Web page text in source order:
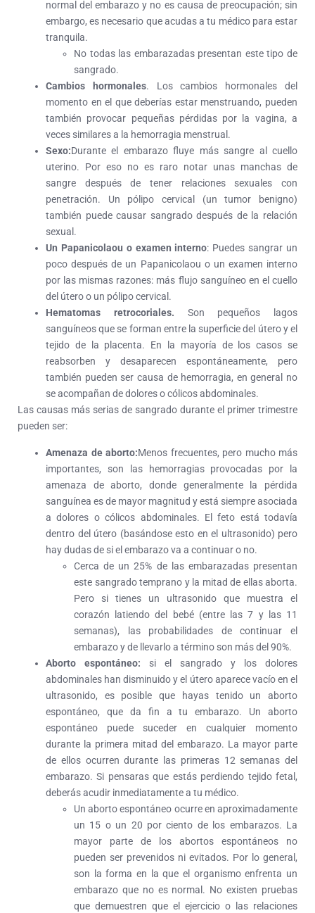
normal del embarazo y no es causa de preocupación; sin
embargo, es necesario que acudas a tu médico para estar
tranquila.
No todas las embarazadas presentan este tipo de
sangrado.
Cambios hormonales. Los cambios hormonales del
momento en el que deberías estar menstruando, pueden
también provocar pequeñas pérdidas por la vagina, a
veces similares a la hemorragia menstrual.
Sexo:Durante el embarazo fluye más sangre al cuello
uterino. Por eso no es raro notar unas manchas de
sangre después de tener relaciones sexuales con
penetración. Un pólipo cervical (un tumor benigno)
también puede causar sangrado después de la relación
sexual.
Un Papanicolaou o examen interno: Puedes sangrar un
poco después de un Papanicolaou o un examen interno
por las mismas razones: más flujo sanguíneo en el cuello
del útero o un pólipo cervical.
Hematomas retrocoriales. Son pequeños lagos
sanguíneos que se forman entre la superficie del útero y el
tejido de la placenta. En la mayoría de los casos se
reabsorben y desaparecen espontáneamente, pero
también pueden ser causa de hemorragia, en general no
se acompañan de dolores o cólicos abdominales.
Las causas más serias de sangrado durante el primer trimestre
pueden ser:
Amenaza de aborto:Menos frecuentes, pero mucho más
importantes, son las hemorragias provocadas por la
amenaza de aborto, donde generalmente la pérdida
sanguínea es de mayor magnitud y está siempre asociada
a dolores o cólicos abdominales. El feto está todavía
dentro del útero (basándose esto en el ultrasonido) pero
hay dudas de si el embarazo va a continuar o no.
Cerca de un 25% de las embarazadas presentan
este sangrado temprano y la mitad de ellas aborta.
Pero si tienes un ultrasonido que muestra el
corazón latiendo del bebé (entre las 7 y las 11
semanas), las probabilidades de continuar el
embarazo y de llevarlo a término son más del 90%.
Aborto espontáneo: si el sangrado y los dolores
abdominales han disminuido y el útero aparece vacío en el
ultrasonido, es posible que hayas tenido un aborto
espontáneo, que da fin a tu embarazo. Un aborto
espontáneo puede suceder en cualquier momento
durante la primera mitad del embarazo. La mayor parte
de ellos ocurren durante las primeras 12 semanas del
embarazo. Si pensaras que estás perdiendo tejido fetal,
deberás acudir inmediatamente a tu médico.
Un aborto espontáneo ocurre en aproximadamente
un 15 o un 20 por ciento de los embarazos. La
mayor parte de los abortos espontáneos no
pueden ser prevenidos ni evitados. Por lo general,
son la forma en la que el organismo enfrenta un
embarazo que no es normal. No existen pruebas
que demuestren que el ejercicio o las relaciones